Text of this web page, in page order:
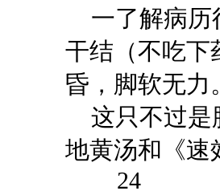
一了解病
干结（不吃下
昏，脚软无力。
这只不过是
地黄汤和《速
24